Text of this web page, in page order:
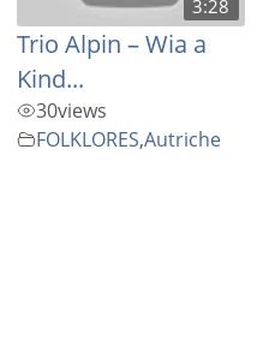
3:28
Trio Alpin – Wia a
Kind...
30views
FOLKLORES,Autriche